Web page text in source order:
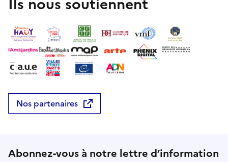
Nos partenaires
Abonnez-vous à notre lettre d’information